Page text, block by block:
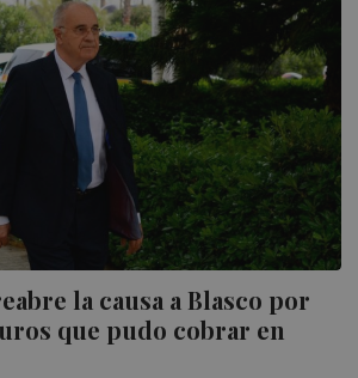
la causa a Blasco por
que pudo cobrar en